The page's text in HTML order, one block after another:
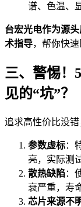
谱、色温、
台宏光电作为源
术指导，帮你快速
三、警惕！
见的“坑”？
追求高性价比没错
参数虚标：
亮，实际测
散热缺陷：
衰严重，寿
芯片来源不